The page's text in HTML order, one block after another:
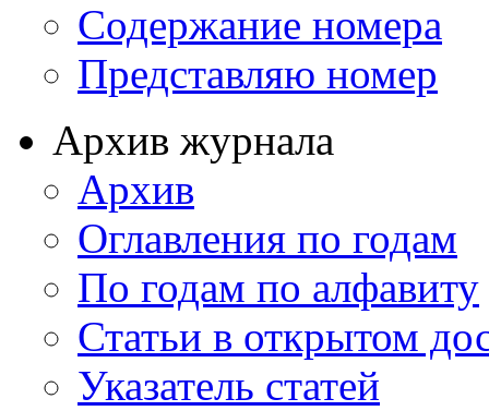
Содержание номера
Представляю номер
Архив журнала
Архив
Оглавления по годам
По годам по алфавиту
Статьи в открытом
Указатель статей